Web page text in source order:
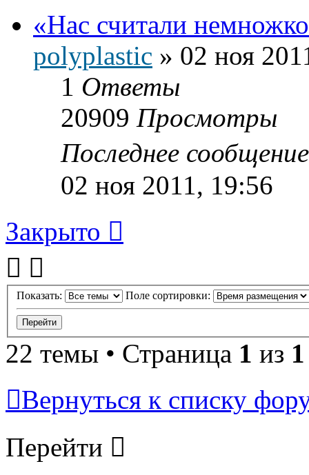
«Нас считали
polyplastic » 02 ноя
1 Ответы
20909 Просмотры
Последнее
02 ноя 2011, 19:56
Закрыто
Показать: Поле сортировки:
22 темы • Страница 1 из 1
Вернуться к списку
Перейти